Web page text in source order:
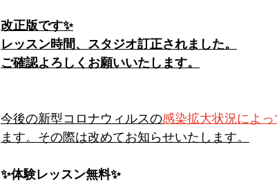
改正版です✨
レッスン時間、スタジオ訂正されました。
ご確認よろしくお願いいたします。
今後の新型コロナウィルスの感染拡大状況によっ
ます。その際は改めてお知らせいたします。
✨体験レッスン無料✨